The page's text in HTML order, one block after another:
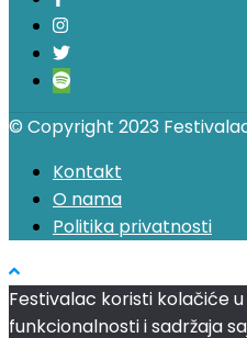
© Copyright 2023
Kontakt
O nama
Politika privatnosti
Festivalac koristi kolačiće
funkcionalnosti i sadržaja